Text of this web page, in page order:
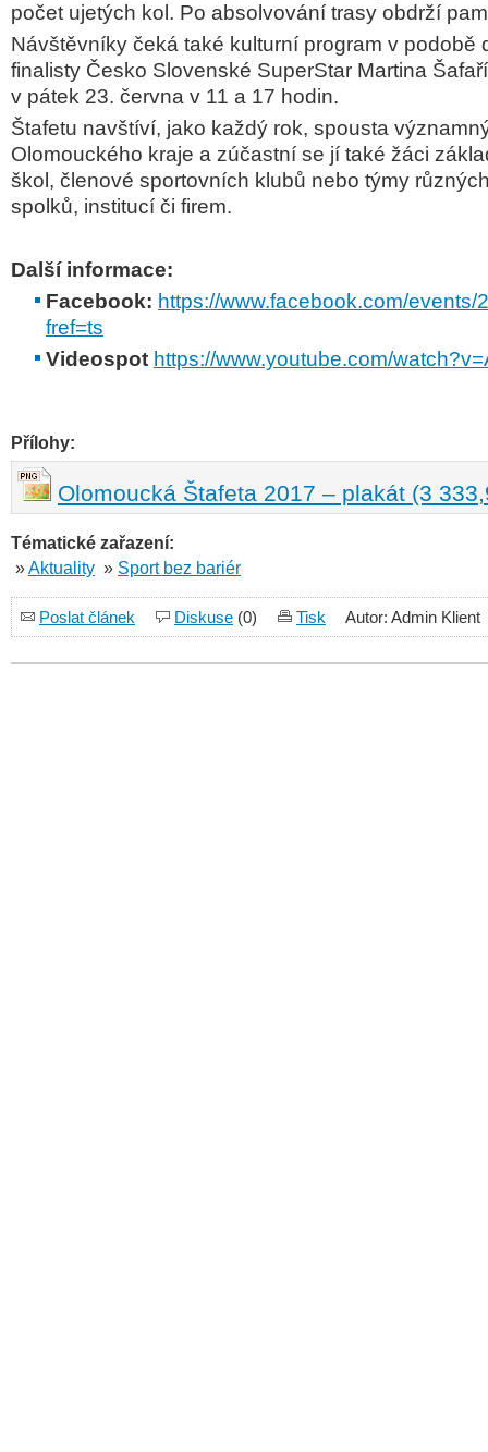
počet ujetých kol. Po absolvování trasy obdrží
Návštěvníky čeká také kulturní program v podobě
finalisty Česko Slovenské SuperStar Martina
v pátek 23. června v 11 a 17 hodin.
Štafetu navštíví, jako každý rok, spousta
Olomouckého kraje a zúčastní se jí také žáci
škol, členové sportovních klubů nebo týmy
spolků, institucí či firem.
Další informace:
Facebook: https://www.facebook.com/
fref=ts
Videospot https://www.youtube.com/
Přílohy:
Olomoucká Štafeta 2017 – plakát (3
Tématické zařazení:
»Aktuality » Sport bez bariér
Poslat článek Diskuse (0) Tisk Autor: Admin Klient